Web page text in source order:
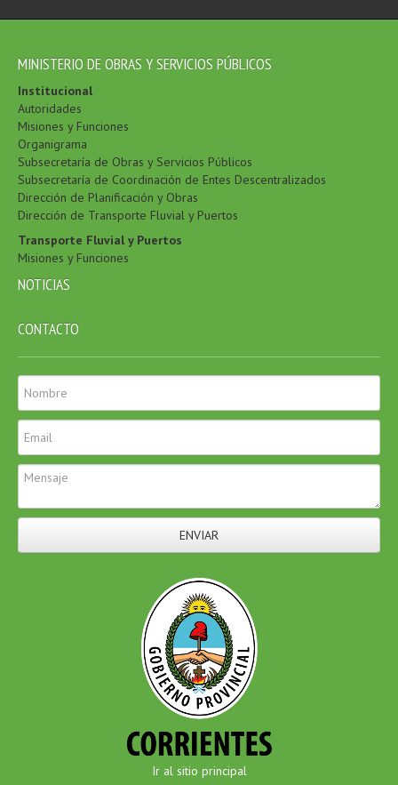
MINISTERIO DE OBRAS Y SERVICIOS PÚBLICOS
Institucional
Autoridades
Misiones y Funciones
Organigrama
Subsecretaría de Obras y Servicios Públicos
Subsecretaría de Coordinación de Entes Descentralizados
Dirección de Planificación y Obras
Dirección de Transporte Fluvial y Puertos
Transporte Fluvial y Puertos
Misiones y Funciones
NOTICIAS
CONTACTO
ENVIAR
Ir al sitio principal